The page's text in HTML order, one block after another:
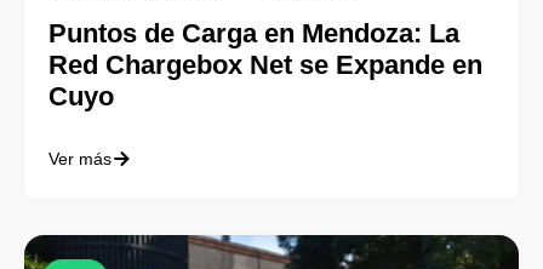
Puntos de Carga en Mendoza: La
Red Chargebox Net se Expande en
Cuyo
Ver más